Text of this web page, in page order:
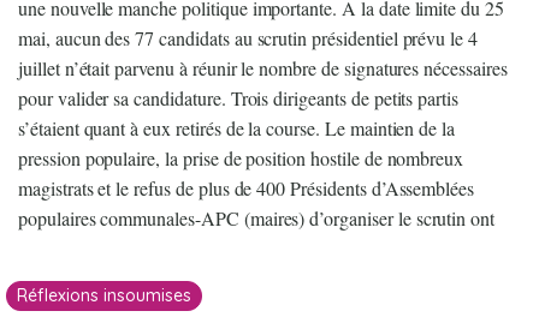
une nouvelle manche politique importante. A la date limite du 25
mai, aucun des 77 candidats au scrutin présidentiel prévu le 4
juillet n’était parvenu à réunir le nombre de signatures nécessaires
pour valider sa candidature. Trois dirigeants de petits partis
s’étaient quant à eux retirés de la course. Le maintien de la
pression populaire, la prise de position hostile de nombreux
magistrats et le refus de plus de 400 Présidents d’Assemblées
populaires communales-APC (maires) d’organiser le scrutin ont
Réflexions insoumises